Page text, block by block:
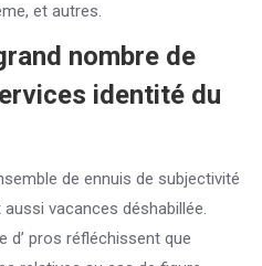
et autres.
nombre de
identité du
de ennuis de subjectivité
vacances déshabillée.
d’ pros réfléchissent que